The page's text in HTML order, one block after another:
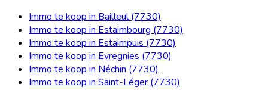
Immo te koop in Bailleul (7730)
Immo te koop in Estaimbourg (7730)
Immo te koop in Estaimpuis (7730)
Immo te koop in Evregnies (7730)
Immo te koop in Néchin (7730)
Immo te koop in Saint-Léger (7730)